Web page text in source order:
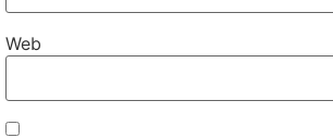
Web